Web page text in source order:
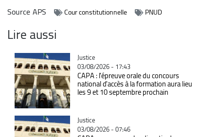
SourceAPS Cour constitutionnelle PNUD
Lire aussi
Catégorie
Justice
03/08/2026 - 17:43
CAPA : l'épreuve orale du concours
national d'accès à la formation aura lieu
les 9 et 10 septembre prochain
Catégorie
Justice
03/08/2026 - 07:46